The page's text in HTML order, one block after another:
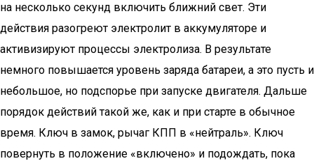
на несколько секунд включить ближний свет. Эти
действия разогреют электролит в аккумуляторе и
активизируют процессы электролиза. В результате
немного повышается уровень заряда батареи, а это пусть и
небольшое, но подспорье при запуске двигателя. Дальше
порядок действий такой же, как и при старте в обычное
время. Ключ в замок, рычаг КПП в «нейтраль». Ключ
повернуть в положение «включено» и подождать, пока